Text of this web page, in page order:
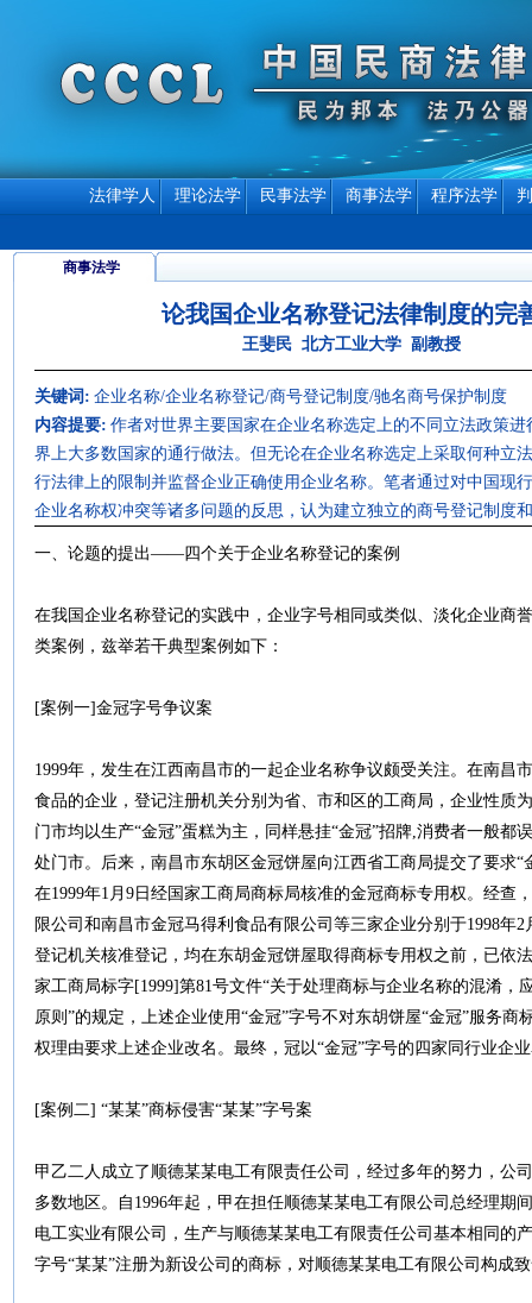
法律学人 理论法学 民事法学 商事法学 程序法学
商事法学
论我国企业名称登记法律制度的完
王斐民 北方工业大学 副教授
关键词: 企业名称/企业名称登记/商号登记制度/驰名商号保护制度
内容提要: 作者对世界主要国家在企业名称选定上的不同立法政策
界上大多数国家的通行做法。但无论在企业名称选定上采取何种立
行法律上的限制并监督企业正确使用企业名称。笔者通过对中国现
企业名称权冲突等诸多问题的反思，认为建立独立的商号登记制度
一、论题的提出——四个关于企业名称登记的案例
在我国企业名称登记的实践中，企业字号相同或类似、淡化企业商
类案例，兹举若干典型案例如下：
[案例一]金冠字号争议案
1999年，发生在江西南昌市的一起企业名称争议颇受关注。在南昌
食品的企业，登记注册机关分别为省、市和区的工商局，企业性质
门市均以生产“金冠”蛋糕为主，同样悬挂“金冠”招牌,消费者一般都
处门市。后来，南昌市东胡区金冠饼屋向江西省工商局提交了要求“
在1999年1月9日经国家工商局商标局核准的金冠商标专用权。经查
限公司和南昌市金冠马得利食品有限公司等三家企业分别于1998年2
登记机关核准登记，均在东胡金冠饼屋取得商标专用权之前，已依
家工商局标字[1999]第81号文件“关于处理商标与企业名称的混淆，
原则”的规定，上述企业使用“金冠”字号不对东胡饼屋“金冠”服务
权理由要求上述企业改名。最终，冠以“金冠”字号的四家同行业企
[案例二] “某某”商标侵害“某某”字号案
甲乙二人成立了顺德某某电工有限责任公司，经过多年的努力，公
多数地区。自1996年起，甲在担任顺德某某电工有限公司总经理期
电工实业有限公司，生产与顺德某某电工有限责任公司基本相同的
字号“某某”注册为新设公司的商标，对顺德某某电工有限公司构成